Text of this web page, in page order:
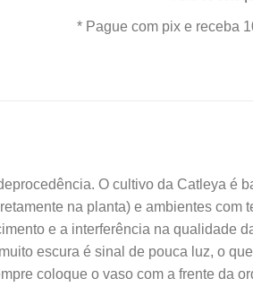
era:
* Pague com pix e receba
O cultivo da Catleya é
na planta) e ambientes com
e a interferência na qualidade
escura é sinal de pouca luz, o
coloque o vaso com a frente da